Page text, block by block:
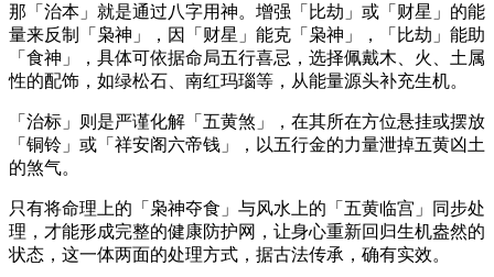
那「治本」就是通过八字用神。增强「比劫」或「财星」的能
量来反制「枭神」，因「财星」能克「枭神」，「比劫」能助
「食神」，具体可依据命局五行喜忌，选择佩戴木、火、土属
性的配饰，如绿松石、南红玛瑙等，从能量源头补充生机。
「治标」则是严谨化解「五黄煞」，在其所在方位悬挂或摆放
「铜铃」或「祥安阁六帝钱」，以五行金的力量泄掉五黄凶土
的煞气。
只有将命理上的「枭神夺食」与风水上的「五黄临宫」同步处
理，才能形成完整的健康防护网，让身心重新回归生机盎然的
状态，这一体两面的处理方式，据古法传承，确有实效。